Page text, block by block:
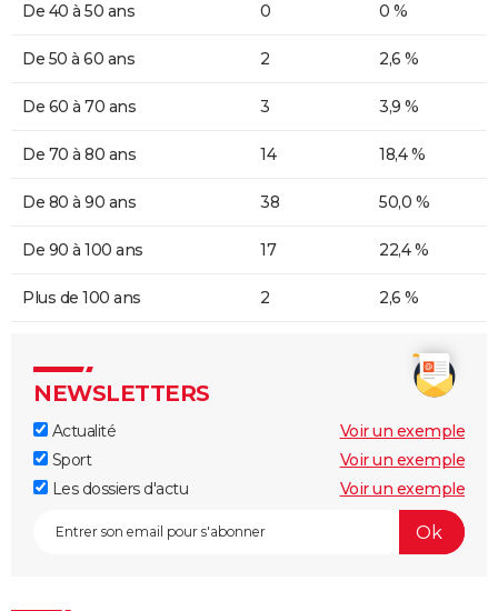
De 40 à 50 ans 0 0 %
De 50 à 60 ans 2 2,6 %
De 60 à 70 ans 3 3,9 %
De 70 à 80 ans 14 18,4 %
De 80 à 90 ans 38 50,0 %
De 90 à 100 ans 17 22,4 %
Plus de 100 ans 2 2,6 %
NEWSLETTERS
Actualité
Voir un exemple
Sport
Voir un exemple
Les dossiers d'actu
Voir un exemple